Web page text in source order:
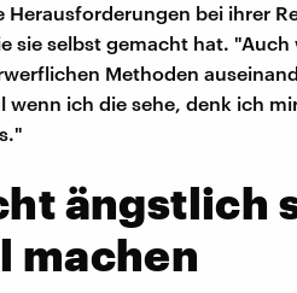
Herausforderungen bei ihrer
sie selbst gemacht hat. "Auch
Methoden
wenn ich die sehe, denk ich
ängstlich
machen